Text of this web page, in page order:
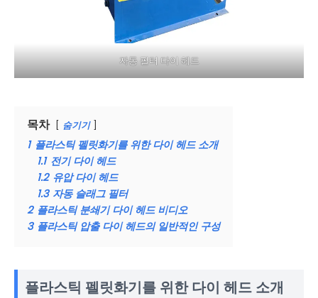
자동 필터 다이 헤드
목차 숨기기
1 플라스틱 펠릿화기를 위한 다이 헤드 소개
1.1 전기 다이 헤드
1.2 유압 다이 헤드
1.3 자동 슬래그 필터
2 플라스틱 분쇄기 다이 헤드 비디오
3 플라스틱 압출 다이 헤드의 일반적인 구성
플라스틱 펠릿화기를 위한 다이 헤드 소개